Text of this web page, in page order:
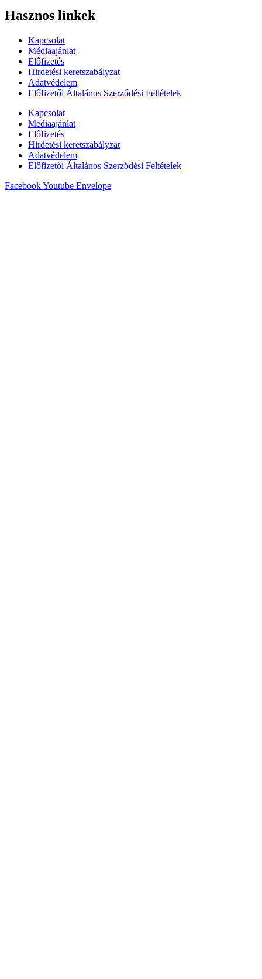
Hasznos linkek
Kapcsolat
Médiaajánlat
Előfizetés
Hirdetési keretszabályzat
Adatvédelem
Előfizetői Általános Szerződési Feltételek
Kapcsolat
Médiaajánlat
Előfizetés
Hirdetési keretszabályzat
Adatvédelem
Előfizetői Általános Szerződési Feltételek
FacebookYoutube Envelope